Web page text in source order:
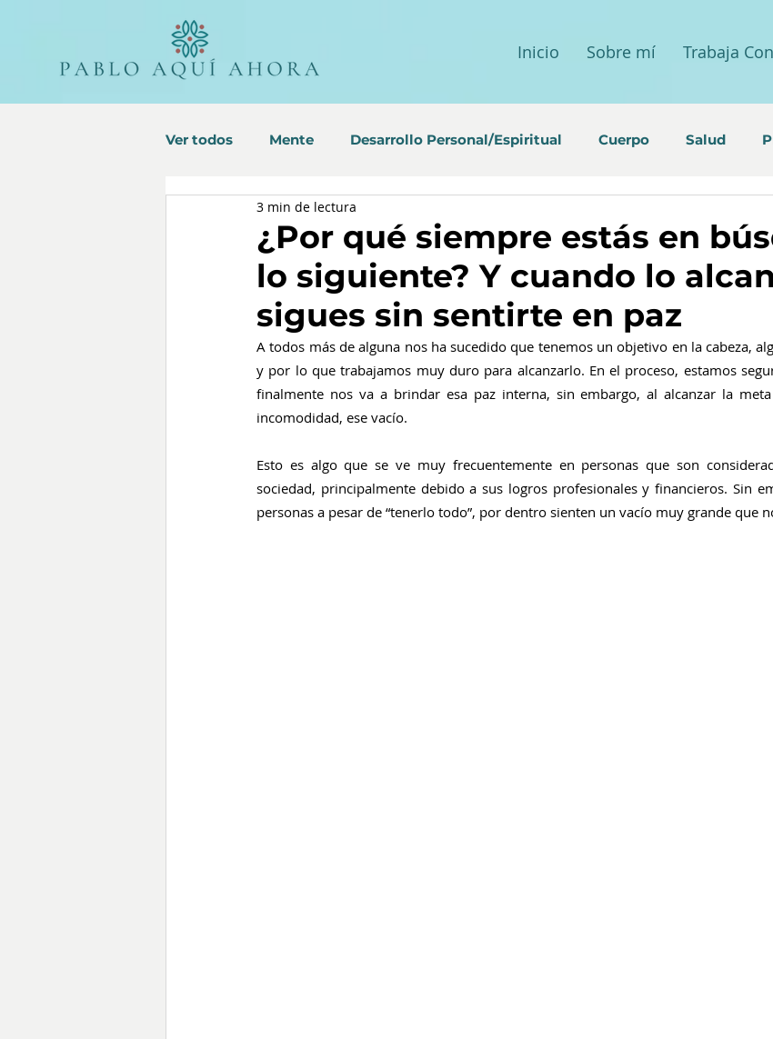
Inicio Sobre mí Trabaja
Ver todos Mente Desarrollo Personal/Espiritual Cuerpo Salud
¿Por qué siempre estás en
lo siguiente? Y cuando lo
sigues sin sentirte en paz
3 min de lectura
A todos más de alguna nos ha sucedido que tenemos un objetivo en la cabeza,
y por lo que trabajamos muy duro para alcanzarlo. En el proceso, estamos
finalmente nos va a brindar esa paz interna, sin embargo, al alcanzar la
incomodidad, ese vacío.
Esto es algo que se ve muy frecuentemente en personas que son
sociedad, principalmente debido a sus logros profesionales y financieros. Sin
personas a pesar de “tenerlo todo”, por dentro sienten un vacío muy grande que